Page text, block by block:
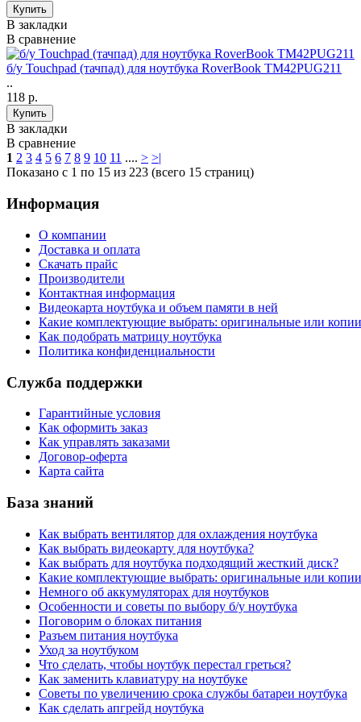
В закладки
В сравнение
б/у Touchpad (тачпад) для ноутбука RoverBook TM42PUG211
..
118 р.
В закладки
В сравнение
1 2 3 4 5 6 7 8 9 10 11 .... > >|
Показано с 1 по 15 из 223 (всего 15 страниц)
Информация
О компании
Доставка и оплата
Cкачать прайс
Производители
Контактная информация
Видеокарта ноутбука и объем памяти в ней
Какие комплектующие выбрать: оригинальные или
Как подобрать матрицу ноутбука
Политика конфиденциальности
Служба поддержки
Гарантийные условия
Как оформить заказ
Как управлять заказами
Договор-оферта
Карта сайта
База знаний
Как выбрать вентилятор для охлаждения ноутбука
Как выбрать видеокарту для ноутбука?
Как выбрать для ноутбука подходящий жесткий диск?
Какие комплектующие выбрать: оригинальные или
Немного об аккумуляторах для ноутбуков
Особенности и советы по выбору б/у ноутбука
Поговорим о блоках питания
Разъем питания ноутбука
Уход за ноутбуком
Что сделать, чтобы ноутбук перестал греться?
Как заменить клавиатуру на ноутбуке
Советы по увеличению срока службы батареи ноутбука
Как сделать апгрейд ноутбука